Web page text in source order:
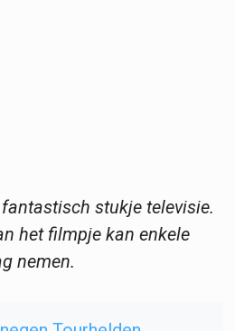
stukje televisie.
het filmpje kan enkele
nemen.